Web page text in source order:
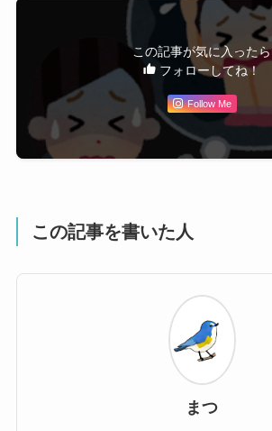
この記事が気に入ったら
フォローしてね！
Follow Me
この記事を書いた人
まつ